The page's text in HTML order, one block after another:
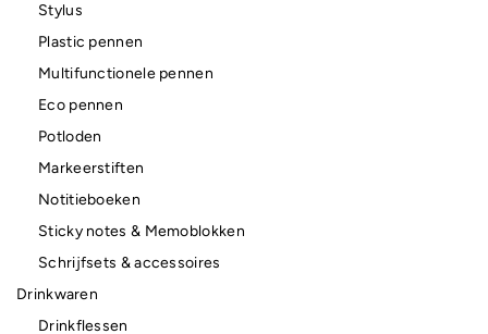
Stylus
Plastic pennen
Multifunctionele pennen
Eco pennen
Potloden
Markeerstiften
Notitieboeken
Sticky notes & Memoblokken
Schrijfsets & accessoires
Drinkwaren
Drinkflessen